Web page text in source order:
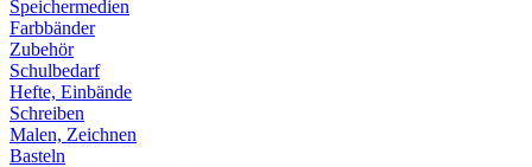
Speichermedien
Farbbänder
Zubehör
Schulbedarf
Hefte, Einbände
Schreiben
Malen, Zeichnen
Basteln